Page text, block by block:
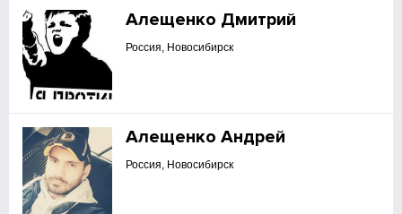
Алещенко Дмитрий
Россия, Новосибирск
Алещенко Андрей
Россия, Новосибирск